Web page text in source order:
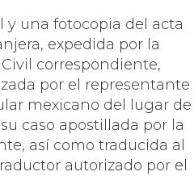
y una fotocopia del acta
expedida por la
correspondiente,
por el representante
mexicano del lugar de
caso apostillada por la
así como traducida al
autorizado por el